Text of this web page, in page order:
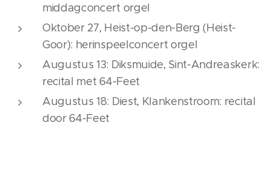
middagconcert orgel
Oktober 27, Heist-op-den-Berg (Heist-
Goor): herinspeelconcert orgel
Augustus 13: Diksmuide, Sint-Andreaskerk:
recital met 64-Feet
Augustus 18: Diest, Klankenstroom: recital
door 64-Feet